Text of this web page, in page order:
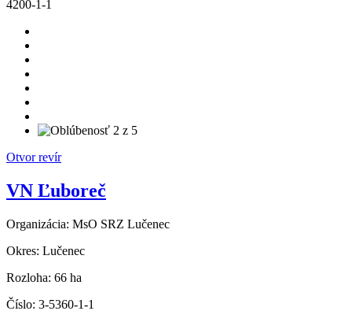
4200-1-1
Otvor revír
VN Ľuboreč
Organizácia: MsO SRZ Lučenec
Okres: Lučenec
Rozloha: 66 ha
Číslo: 3-5360-1-1